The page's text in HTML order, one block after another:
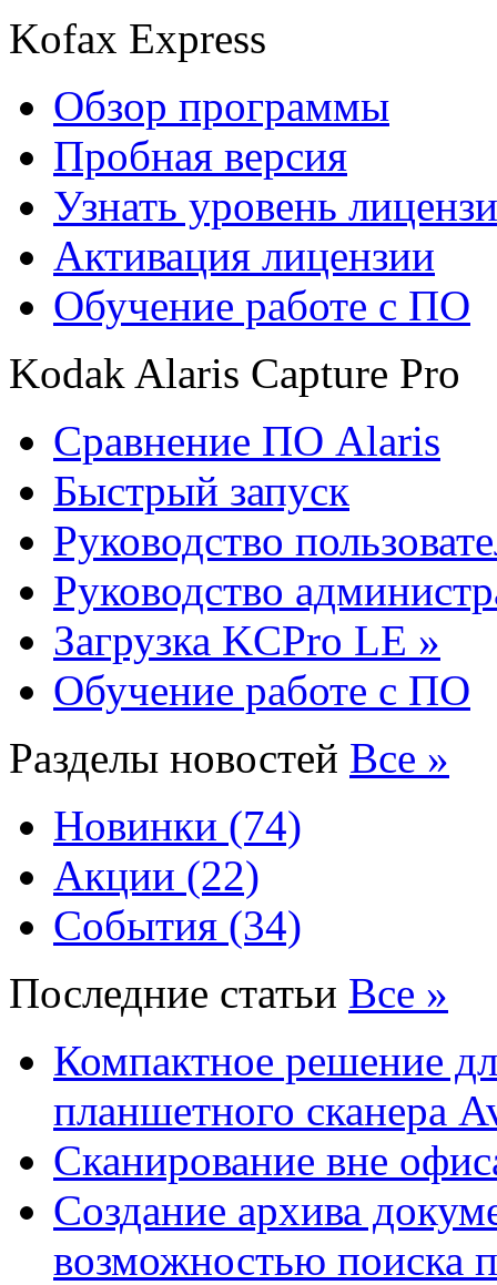
Kofax Express
Обзор программы
Пробная версия
Узнать уровень
Активация лицензии
Обучение работе с ПО
Kodak Alaris Capture Pro
Сравнение ПО Alaris
Быстрый запуск
Руководство
Руководство
Загрузка KCPro LE »
Обучение работе с ПО
Разделы новостей Все »
Новинки (74)
Акции (22)
События (34)
Последние статьи Все »
Компактное решение
планшетного сканера
Сканирование вне
Создание архива
возможностью поиска